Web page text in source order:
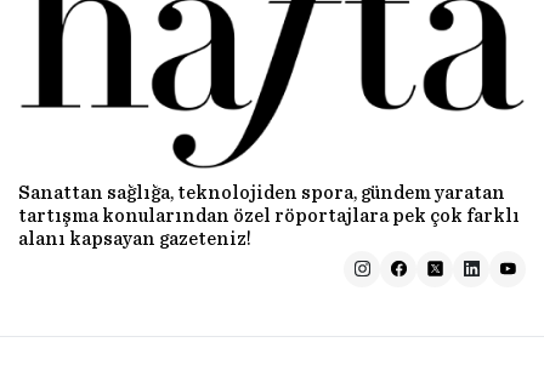
Sanattan sağlığa, teknolojiden spora, gündem yaratan
tartışma konularından özel röportajlara pek çok farklı
alanı kapsayan gazeteniz!